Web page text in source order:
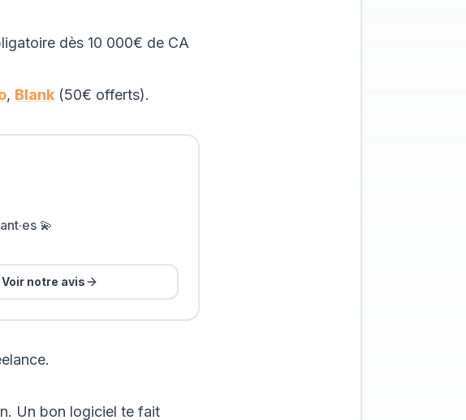
dès 10 000€ de CA
, Blank (50€ offerts).
💫
Voir notre avis
.
Un bon logiciel te fait